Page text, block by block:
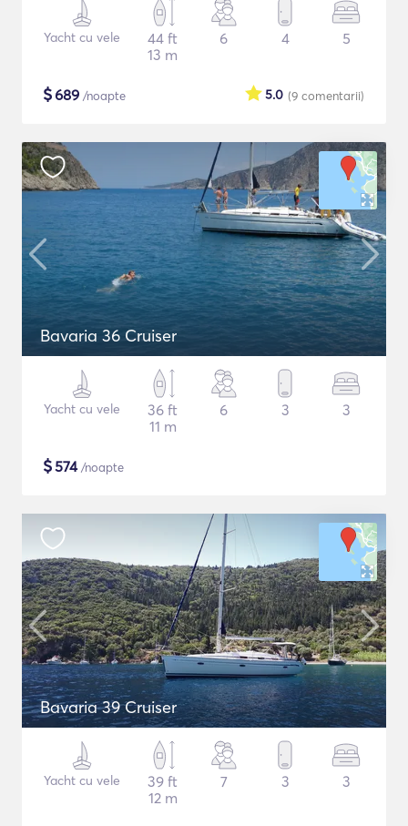
Yacht cu vele
44 ft
13 m
6 4 5
$689 /noapte (9 comentarii)
5.0
Bavaria 36 Cruiser
Yacht cu vele
36 ft
11 m
6 3 3
$574/noapte
Bavaria 39 Cruiser
Yacht cu vele
39 ft
12 m
7 3 3